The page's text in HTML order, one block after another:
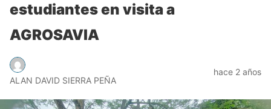
estudiantes en visita a
AGROSAVIA
ALAN DAVID SIERRA PEÑA
hace 2 años